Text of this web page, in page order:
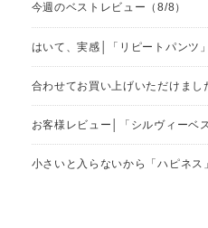
今週のベストレビュー（8/8）
はいて、実感│「リピートパンツ」
合わせてお買い上げいただけまし
お客様レビュー│「シルヴィーベス
小さいと入らないから「ハピネス」